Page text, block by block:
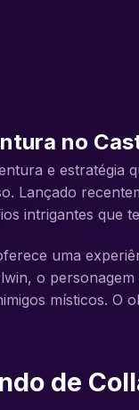
no
e
Lançado
intrigantes que
uma
o
místicos. O
de